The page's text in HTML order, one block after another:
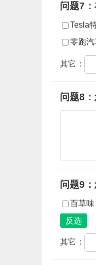
问题7
Tesla
零跑汽
其它：
问题8
问题9
百草味
其它：